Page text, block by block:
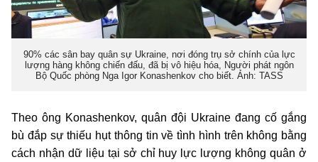
90% các sân bay quân sự Ukraine, nơi đóng trụ sở chính của lực
lượng hàng không chiến đấu, đã bị vô hiệu hóa, Người phát ngôn
Bộ Quốc phòng Nga Igor Konashenkov cho biết. Ảnh: TASS
Theo ông Konashenkov, quân đội Ukraine đang cố gắng
bù đắp sự thiếu hụt thông tin về tình hình trên không bằng
cách nhận dữ liệu tại sở chỉ huy lực lượng không quân ở